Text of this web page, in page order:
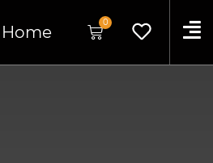
Home
0